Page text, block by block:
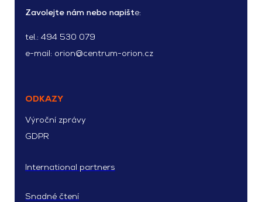
Zavolejte nám nebo napište:
tel.: 494 530 079
e-mail: orion@centrum-orion.cz
ODKAZY
Výroční zprávy
GDPR
International partners
Snadné čtení